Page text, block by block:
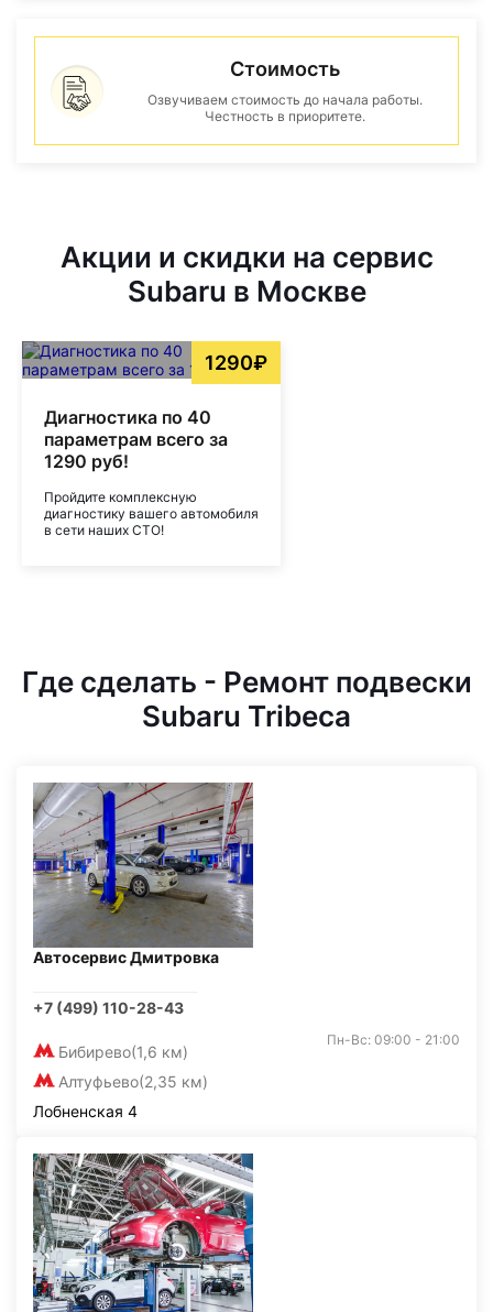
Стоимость
Озвучиваем стоимость до начала работы.
Честность в приоритете.
Акции и скидки на сервис
Subaru в Москве
1290₽
Диагностика по 40
параметрам всего за
1290 руб!
Пройдите комплексную
диагностику вашего автомобиля
в сети наших СТО!
Где сделать - Ремонт подвески
Subaru Tribeca
Автосервис Дмитровка
+7 (499) 110-28-43
Бибирево(1,6 км)
Алтуфьево(2,35 км)
Пн-Вс: 09:00 - 21:00
Лобненская 4